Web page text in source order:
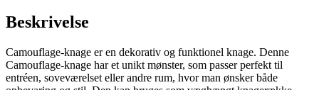
Beskrivelse
Camouflage-knage er en dekorativ og funktionel knage. Denne
Camouflage-knage har et unikt mønster, som passer perfekt til
entréen, soveværelset eller andre rum, hvor man ønsker både